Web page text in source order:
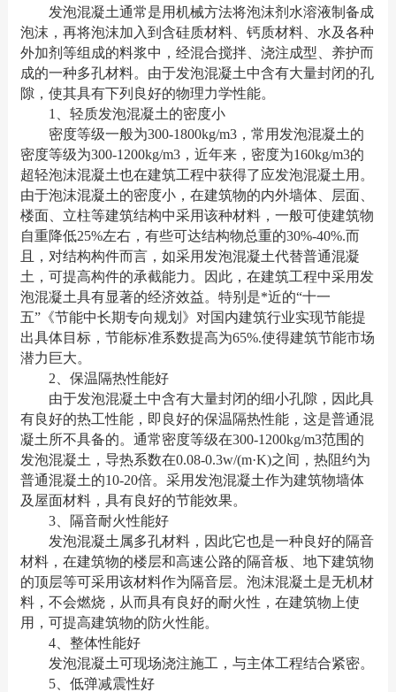
发泡混凝土通常是用机械方法将泡沫剂水溶液制备成
泡沫，再将泡沫加入到含硅质材料、钙质材料、水及各种
外加剂等组成的料浆中，经混合搅拌、浇注成型、养护而
成的一种多孔材料。由于发泡混凝土中含有大量封闭的孔
隙，使其具有下列良好的物理力学性能。
1、轻质发泡混凝土的密度小
密度等级一般为300-1800kg/m3，常用发泡混凝土的
密度等级为300-1200kg/m3，近年来，密度为160kg/m3的
超轻泡沫混凝土也在建筑工程中获得了应发泡混凝土用。
由于泡沫混凝土的密度小，在建筑物的内外墙体、层面、
楼面、立柱等建筑结构中采用该种材料，一般可使建筑物
自重降低25%左右，有些可达结构物总重的30%-40%.而
且，对结构构件而言，如采用发泡混凝土代替普通混凝
土，可提高构件的承截能力。因此，在建筑工程中采用发
泡混凝土具有显著的经济效益。特别是*近的“十一
五”《节能中长期专向规划》对国内建筑行业实现节能提
出具体目标，节能标准系数提高为65%.使得建筑节能市场
潜力巨大。
2、保温隔热性能好
由于发泡混凝土中含有大量封闭的细小孔隙，因此具
有良好的热工性能，即良好的保温隔热性能，这是普通混
凝土所不具备的。通常密度等级在300-1200kg/m3范围的
发泡混凝土，导热系数在0.08-0.3w/(m·K)之间，热阻约为
普通混凝土的10-20倍。采用发泡混凝土作为建筑物墙体
及屋面材料，具有良好的节能效果。
3、隔音耐火性能好
发泡混凝土属多孔材料，因此它也是一种良好的隔音
材料，在建筑物的楼层和高速公路的隔音板、地下建筑物
的顶层等可采用该材料作为隔音层。泡沫混凝土是无机材
料，不会燃烧，从而具有良好的耐火性，在建筑物上使
用，可提高建筑物的防火性能。
4、整体性能好
发泡混凝土可现场浇注施工，与主体工程结合紧密。
5、低弹减震性好